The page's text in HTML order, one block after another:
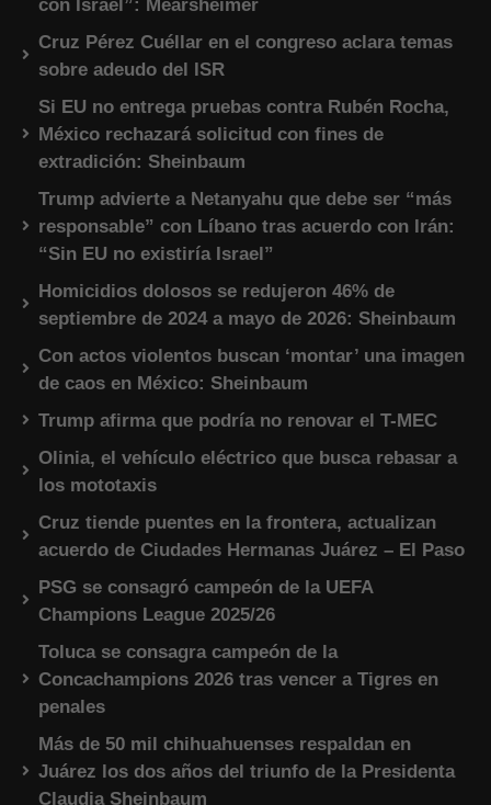
con Israel”: Mearsheimer
Cruz Pérez Cuéllar en el congreso aclara temas
sobre adeudo del ISR
Si EU no entrega pruebas contra Rubén Rocha,
México rechazará solicitud con fines de
extradición: Sheinbaum
Trump advierte a Netanyahu que debe ser “más
responsable” con Líbano tras acuerdo con Irán:
“Sin EU no existiría Israel”
Homicidios dolosos se redujeron 46% de
septiembre de 2024 a mayo de 2026: Sheinbaum
Con actos violentos buscan ‘montar’ una imagen
de caos en México: Sheinbaum
Trump afirma que podría no renovar el T-MEC
Olinia, el vehículo eléctrico que busca rebasar a
los mototaxis
Cruz tiende puentes en la frontera, actualizan
acuerdo de Ciudades Hermanas Juárez – El Paso
PSG se consagró campeón de la UEFA
Champions League 2025/26
Toluca se consagra campeón de la
Concachampions 2026 tras vencer a Tigres en
penales
Más de 50 mil chihuahuenses respaldan en
Juárez los dos años del triunfo de la Presidenta
Claudia Sheinbaum